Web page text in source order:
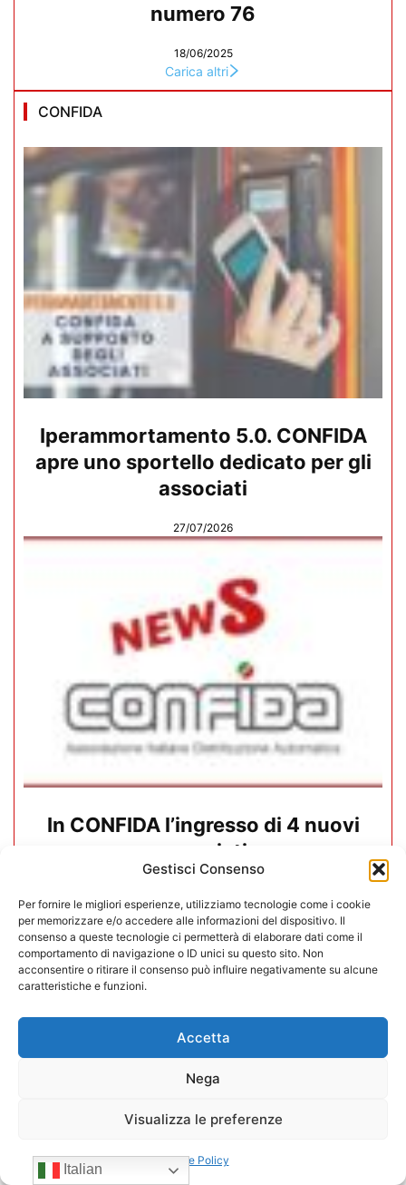
Gestisci Consenso
Per fornire le migliori esperienze, utilizziamo tecnologie come i cookie
per memorizzare e/o accedere alle informazioni del dispositivo. Il
consenso a queste tecnologie ci permetterà di elaborare dati come il
comportamento di navigazione o ID unici su questo sito. Non
acconsentire o ritirare il consenso può influire negativamente su alcune
caratteristiche e funzioni.
Accetta
Nega
Visualizza le preferenze
Cookie Policy
numero 76
18/06/2025
Carica altri
CONFIDA
Iperammortamento 5.0. CONFIDA
apre uno sportello dedicato per gli
associati
27/07/2026
In CONFIDA l’ingresso di 4 nuovi
associati
Italian